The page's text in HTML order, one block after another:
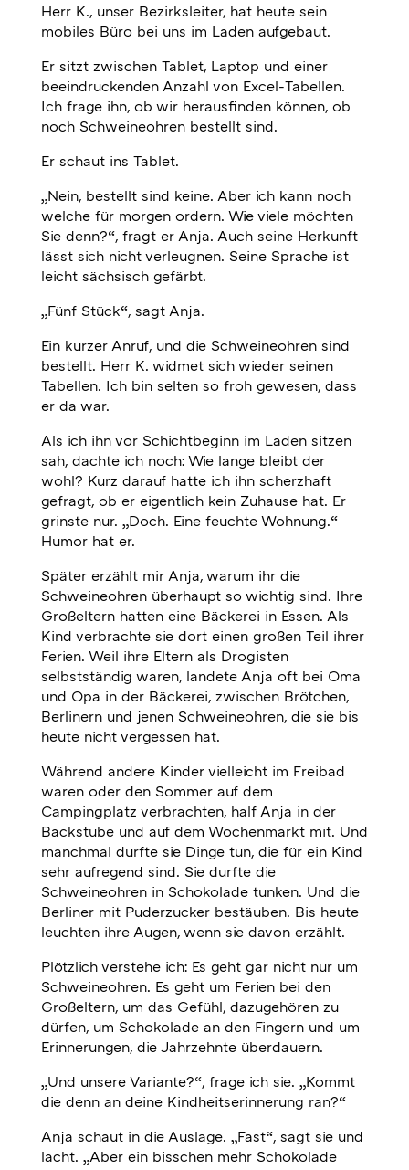
Herr K., unser Bezirksleiter, hat heute sein
mobiles Büro bei uns im Laden aufgebaut.
Er sitzt zwischen Tablet, Laptop und einer
beeindruckenden Anzahl von Excel-Tabellen.
Ich frage ihn, ob wir herausfinden können, ob
noch Schweineohren bestellt sind.
Er schaut ins Tablet.
„Nein, bestellt sind keine. Aber ich kann noch
welche für morgen ordern. Wie viele möchten
Sie denn?“, fragt er Anja. Auch seine Herkunft
lässt sich nicht verleugnen. Seine Sprache ist
leicht sächsisch gefärbt.
„Fünf Stück“, sagt Anja.
Ein kurzer Anruf, und die Schweineohren sind
bestellt. Herr K. widmet sich wieder seinen
Tabellen. Ich bin selten so froh gewesen, dass
er da war.
Als ich ihn vor Schichtbeginn im Laden sitzen
sah, dachte ich noch: Wie lange bleibt der
wohl? Kurz darauf hatte ich ihn scherzhaft
gefragt, ob er eigentlich kein Zuhause hat. Er
grinste nur. „Doch. Eine feuchte Wohnung.“
Humor hat er.
Später erzählt mir Anja, warum ihr die
Schweineohren überhaupt so wichtig sind. Ihre
Großeltern hatten eine Bäckerei in Essen. Als
Kind verbrachte sie dort einen großen Teil ihrer
Ferien. Weil ihre Eltern als Drogisten
selbstständig waren, landete Anja oft bei Oma
und Opa in der Bäckerei, zwischen Brötchen,
Berlinern und jenen Schweineohren, die sie bis
heute nicht vergessen hat.
Während andere Kinder vielleicht im Freibad
waren oder den Sommer auf dem
Campingplatz verbrachten, half Anja in der
Backstube und auf dem Wochenmarkt mit. Und
manchmal durfte sie Dinge tun, die für ein Kind
sehr aufregend sind. Sie durfte die
Schweineohren in Schokolade tunken. Und die
Berliner mit Puderzucker bestäuben. Bis heute
leuchten ihre Augen, wenn sie davon erzählt.
Plötzlich verstehe ich: Es geht gar nicht nur um
Schweineohren. Es geht um Ferien bei den
Großeltern, um das Gefühl, dazugehören zu
dürfen, um Schokolade an den Fingern und um
Erinnerungen, die Jahrzehnte überdauern.
„Und unsere Variante?“, frage ich sie. „Kommt
die denn an deine Kindheitserinnerung ran?“
Anja schaut in die Auslage. „Fast“, sagt sie und
lacht. „Aber ein bisschen mehr Schokolade